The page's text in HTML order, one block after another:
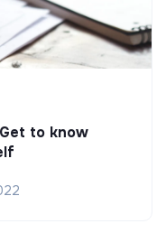
to know